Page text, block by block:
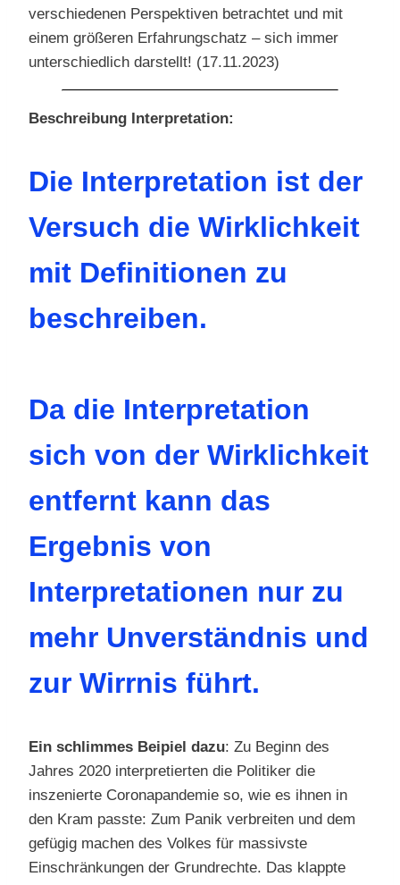
verschiedenen Perspektiven betrachtet und mit
einem größeren Erfahrungschatz – sich immer
unterschiedlich darstellt! (17.11.2023)
Beschreibung Interpretation:
Die Interpretation ist der
Versuch die Wirklichkeit
mit Definitionen zu
beschreiben.
Da die Interpretation
sich von der Wirklichkeit
entfernt kann das
Ergebnis von
Interpretationen nur zu
mehr Unverständnis und
zur Wirrnis führt.
Ein schlimmes Beipiel dazu: Zu Beginn des
Jahres 2020 interpretierten die Politiker die
inszenierte Coronapandemie so, wie es ihnen in
den Kram passte: Zum Panik verbreiten und dem
gefügig machen des Volkes für massivste
Einschränkungen der Grundrechte. Das klappte